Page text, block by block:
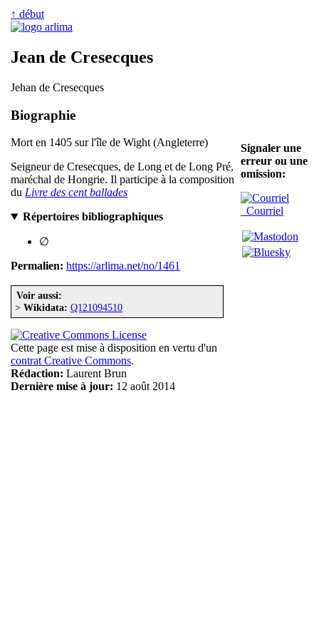
↑ début
Jean de Cresecques
Jehan de Cresecques
Biographie
Mort en 1405 sur l'île de Wight (Angleterre)
Seigneur de Cresecques, de Long et de Long Pré,
maréchal de Hongrie. Il participe à la composition
du Livre des cent ballades
Répertoires bibliographiques
∅
Permalien: https://arlima.net/no/1461
Voir aussi:
> Wikidata: Q121094510
Cette page est mise à disposition en vertu d'un
contrat Creative Commons.
Rédaction: Laurent Brun
Dernière mise à jour: 12 août 2014
Signaler une
erreur ou une
omission:
Courriel